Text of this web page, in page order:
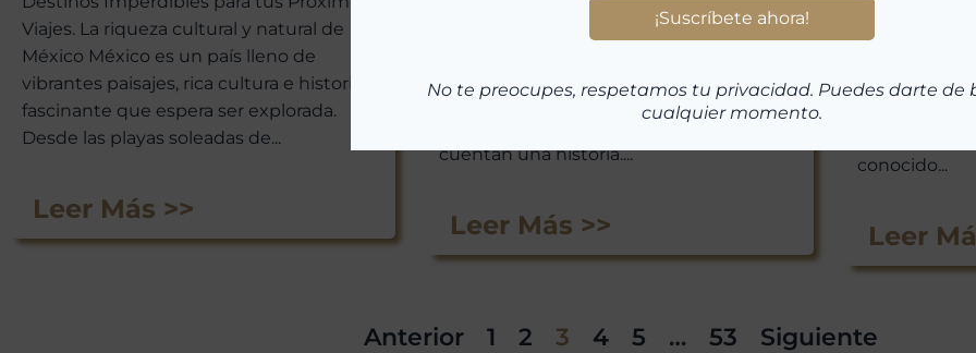
Viajes. La riqueza cultural y natural de
México México es un país lleno de
vibrantes paisajes, rica cultura e historia
fascinante que espera ser explorada.
Desde las playas soleadas de...
Leer Más >>
Viajar a México a medida: la forma más
auténtica de descubrir un país infinito.
destino. Es sumergirse en un país de mil
caras, donde cada color, aroma y sonrisa
cuentan una historia....
Leer Más >>
se
conocido...
Leer
Anterior 1 2 3 4 5 … 53 Siguiente
No te preocupes, respetamos tu privacidad. Puedes darte de
cualquier momento.